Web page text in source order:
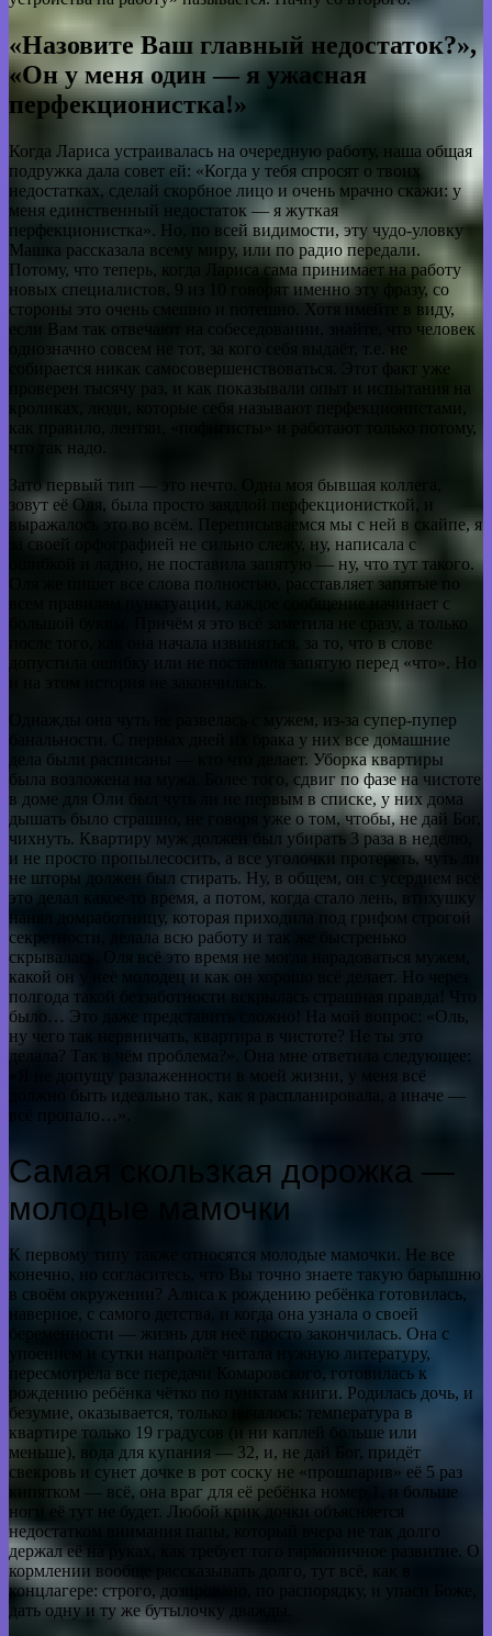
«Назовите Ваш главный недостаток?»,
«Он у меня один — я ужасная
перфекционистка!»
Когда Лариса устраивалась на очередную работу, наша общая
подружка дала совет ей: «Когда у тебя спросят о твоих
недостатках, сделай скорбное лицо и очень мрачно скажи: у
меня единственный недостаток — я жуткая
перфекционистка». Но, по всей видимости, эту чудо-уловку
Машка рассказала всему миру, или по радио передали.
Потому, что теперь, когда Лариса сама принимает на работу
новых специалистов, 9 из 10 говорят именно эту фразу, со
стороны это очень смешно и потешно. Хотя имейте в виду,
если Вам так отвечают на собеседовании, знайте, что человек
однозначно совсем не тот, за кого себя выдаёт, т.е. не
собирается никак самосовершенствоваться. Этот факт уже
проверен тысячу раз, и как показывали опыт и испытания на
кроликах, люди, которые себя называют перфекционистами,
как правило, лентяи, «пофигисты» и работают только потому,
что так надо.
Зато первый тип — это нечто. Одна моя бывшая коллега,
зовут её Оля, была просто заядлой перфекционисткой, и
выражалось это во всём. Переписываемся мы с ней в скайпе, я
за своей орфографией не сильно слежу, ну, написала с
ошибкой и ладно, не поставила запятую — ну, что тут такого.
Оля же пишет все слова полностью, расставляет запятые по
всем правилам пунктуации, каждое сообщение начинает с
большой буквы. Причём я это всё заметила не сразу, а только
после того, как она начала извиняться, за то, что в слове
допустила ошибку или не поставила запятую перед «что». Но
Однажды она чуть не развелась с мужем, из-за супер-пупер
банальности. С первых дней их брака у них все домашние
дела были расписаны — кто что делает. Уборка квартиры
была возложена на мужа. Более того, сдвиг по фазе на чистоте
в доме для Оли был чуть ли не первым в списке, у них дома
дышать было страшно, не говоря уже о том, чтобы, не дай Бог,
чихнуть. Квартиру муж должен был убирать 3 раза в неделю,
и не просто пропылесосить, а все уголочки протереть, чуть ли
не шторы должен был стирать. Ну, в общем, он с усердием всё
это делал какое-то время, а потом, когда стало лень, втихушку
нанял домработницу, которая приходила под грифом строгой
секретности, делала всю работу и так же быстренько
скрывалась. Оля всё это время не могла нарадоваться мужем,
какой он у неё молодец и как он хорошо всё делает. Но через
полгода такой беззаботности вскрылась страшная правда! Что
было… Это даже представить сложно! На мой вопрос: «Оль,
ну чего так нервничать, квартира в чистоте? Не ты это
делала? Так в чём проблема?». Она мне ответила следующее:
«Я не допущу разлаженности в моей жизни, у меня всё
должно быть идеально так, как я распланировала, а иначе —
всё пропало…».
Самая скользкая дорожка —
молодые мамочки
К первому типу также относятся молодые мамочки. Не все
конечно, но согласитесь, что Вы точно знаете такую барышню
в своём окружении? Алиса к рождению ребёнка готовилась,
наверное, с самого детства, и когда она узнала о своей
беременности — жизнь для неё просто закончилась. Она с
упоением и сутки напролёт читала нужную литературу,
пересмотрела все передачи Комаровского, готовилась к
рождению ребёнка чётко по пунктам книги. Родилась дочь, и
безумие, оказывается, только началось: температура в
квартире только 19 градусов (и ни каплей больше или
меньше), вода для купания — 32, и, не дай Бог, придёт
свекровь и сунет дочке в рот соску не «прошпарив» её 5 раз
кипятком — всё, она враг для её ребёнка номер 1, и больше
ноги её тут не будет. Любой крик дочки объясняется
недостатком внимания папы, который вчера не так долго
держал её на руках, как требует того гармоничное развитие. О
кормлении вообще рассказывать долго, тут всё, как в
концлагере: строго, дозировано, по распорядку, и упаси Боже,
дать одну и ту же бутылочку дважды.